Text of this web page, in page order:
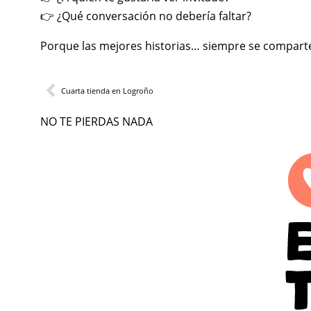
👉 ¿Qué conversación no debería faltar?
Porque las mejores historias… siempre se
Cuarta tienda en Logroño
NO TE PIERDAS NADA